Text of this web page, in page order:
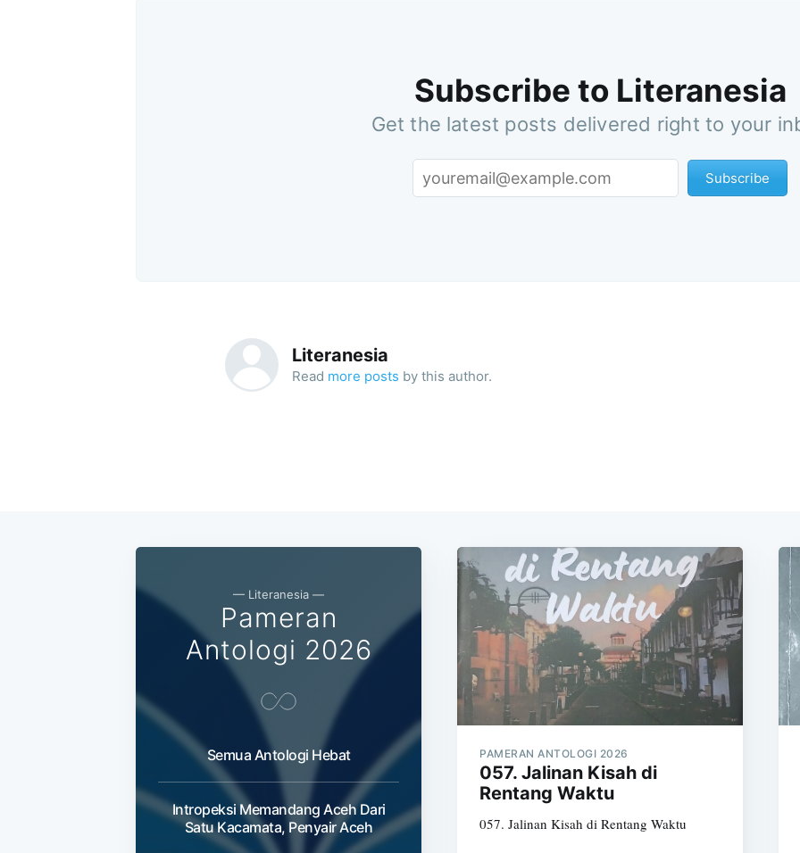
Subscribe to Literanesia
Get the latest posts delivered right to your
Subscribe
Literanesia
Read more posts by this author.
— Literanesia —
Pameran
Antologi 2026
Semua Antologi Hebat
Intropeksi Memandang Aceh Dari
Satu Kacamata, Penyair Aceh
PAMERAN ANTOLOGI 2026
057. Jalinan Kisah di
Rentang Waktu
057. Jalinan Kisah di Rentang Waktu